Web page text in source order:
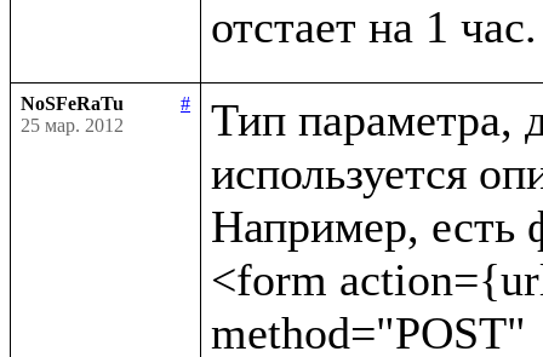
NoSFeRaTu
#
25 мар. 2012
Тип параметра,
используется
Например, есть
<form
method="POST"